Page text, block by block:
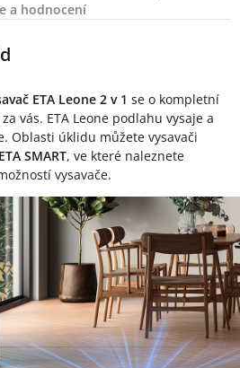
a hodnocení
ETA Leone 2 v 1 se o kompletní
vás. ETA Leone podlahu vysaje a
Oblasti úklidu můžete vysavači
ETA SMART, ve které naleznete
vysavače.